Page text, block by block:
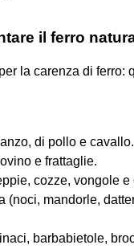
il ferro
la carenza di ferro:
di pollo e cavallo.
e frattaglie.
cozze, vongole e
(noci, mandorle,
barbabietole,